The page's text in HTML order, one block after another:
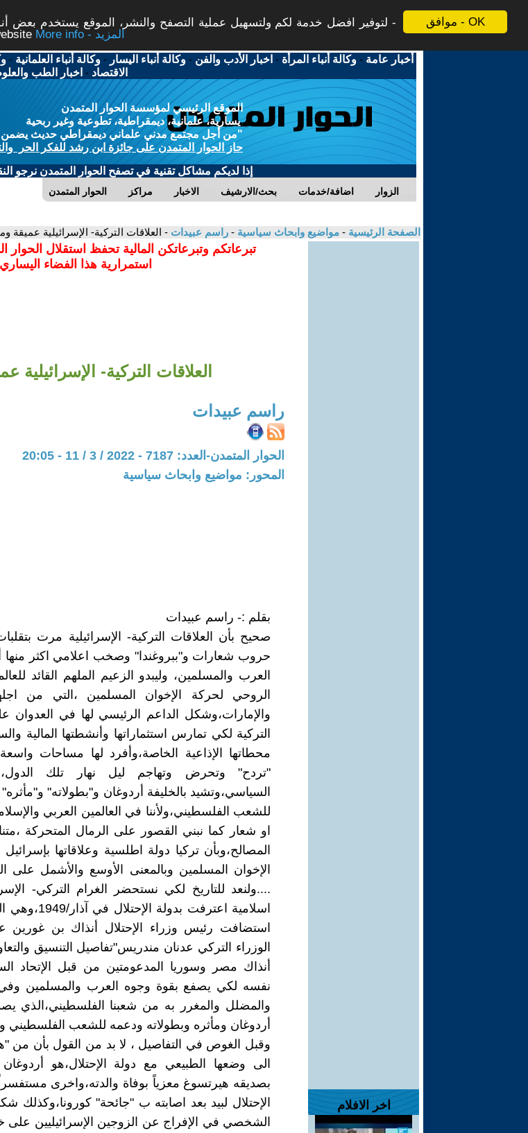
موافق - OK
لتوفير افضل خدمة لكم ولتسهيل عملية التصفح والنشر، الموقع يستخدم بعض
More info - المزيد
أخبار عامة -وكالة أنباء المرأة - اخبار الأدب والفن -وكالة أنباء اليسار -وكالة أنباء العلمانية -
الاقتصاد - اخبار الطب
الموقع الرئيسي لمؤسسة الحوار المتمدن
يسارية، علمانية، ديمقراطية، تطوعية وغير ربحية
"من أجل مجتمع مدني علماني ديمقراطي حديث يضمن
حاز الحوار المتمدن على جائزة ابن رشد للفكر الحر
إذا لديكم مشاكل تقنية في تصفح الحوار المتمدن نرجو
الحوار المتمدن مراكز الاخبار بحث/الارشيف اضافة/خدمات الزوار
الصفحة الرئيسية - مواضيع وابحاث سياسية - راسم عبيدات - العلاقات التركية- الإسرائيلية عميقة
اخر الافلام
تبرعاتكم وتبرعاتكن المالية تحفظ استقلال
استمرارية هذا الفضاء
العلاقات التركية- الإسرائيلية
راسم عبيدات
الحوار المتمدن-العدد: 7187 - 2022 / 3 / 11 - 20:05
المحور: مواضيع وابحاث سياسية
بقلم :- راسم عبيدات
صحيح بأن العلاقات التركية- الإسرائيلية مرت
حروب شعارات و"ببروغندا" وصخب اعلامي اكثر منها
العرب والمسلمين، وليبدو الزعيم الملهم القائد
الروحي لحركة الإخوان المسلمين ،التي من
والإمارات،وشكل الداعم الرئيسي لها في العدوان
التركية لكي تمارس استثماراتها وأنشطتها المالية
محطاتها الإذاعية الخاصة،وأفرد لها مساحات
"تردح" وتحرض وتهاجم ليل نهار تلك
السياسي،وتشيد بالخليفة أردوغان و"بطولاته"
للشعب الفلسطيني،ولأننا في العالمين العربي
او شعار كما نبني القصور على الرمال المتحركة
المصالح،وبأن تركيا دولة اطلسية وعلاقاتها
الإخوان المسلمين وبالمعنى الأوسع والأشمل على
....ولنعد للتاريخ لكي نستحضر الغرام التركي-
اسلامية
الوزراء التركي عدنان مندريس"تفاصيل التنسيق
أنذاك مصر وسوريا المدعومتين من قبل الإتحاد
نفسه لكي يصفع بقوة وجوه العرب والمسلمين وفي
والمضلل والمغرر به من شعبنا الفلسطيني،الذي
أردوغان ومأثره وبطولاته ودعمه للشعب
وقبل الغوص في التفاصيل ، لا بد من القول بأن من
الى وضعها الطبيعي مع دولة الإحتلال،هو
بصديقه هيرتسوغ معزياً بوفاة والدته،واخرى
الإحتلال لبيد بعد اصابته ب "جائحة" كورونا،وكذلك
الشخصي في الإفراج عن الزوجين الإسرائيليين على